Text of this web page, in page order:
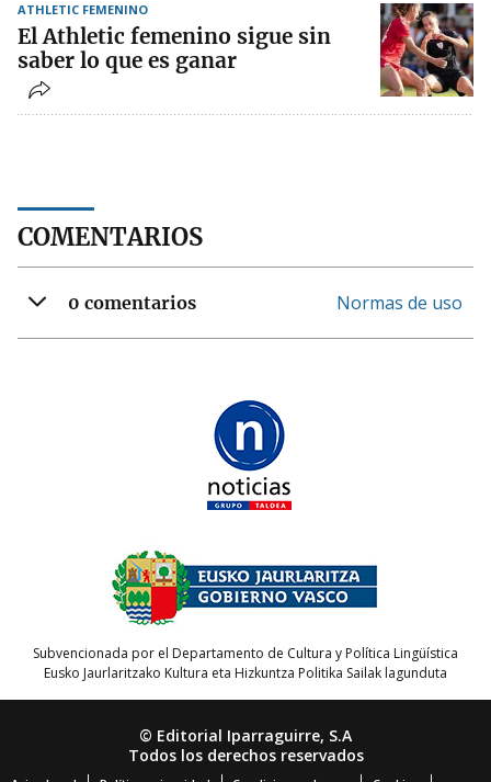
ATHLETIC FEMENINO
El Athletic femenino sigue sin
saber lo que es ganar
COMENTARIOS
0 comentarios Normas de uso
Subvencionada por el Departamento de Cultura y Política Lingüística
Eusko Jaurlaritzako Kultura eta Hizkuntza Politika Sailak lagunduta
© Editorial Iparraguirre, S.A
Todos los derechos reservados